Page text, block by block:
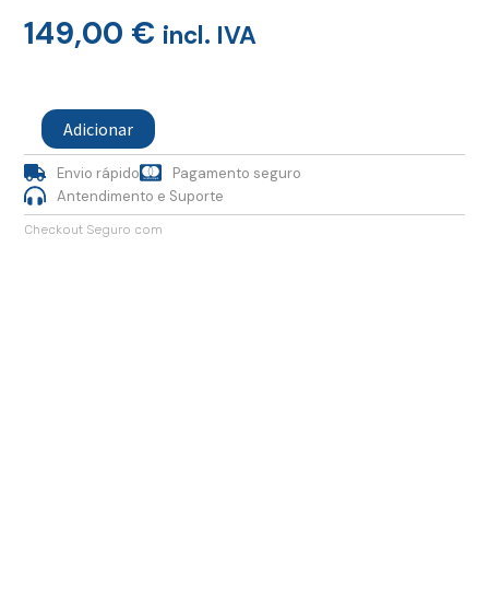
149,00 € incl. IVA
Oculos
Fenix
Nude
Adicionar
Envio rápido
Pagamento seguro
Antendimento e Suporte
Checkout Seguro com